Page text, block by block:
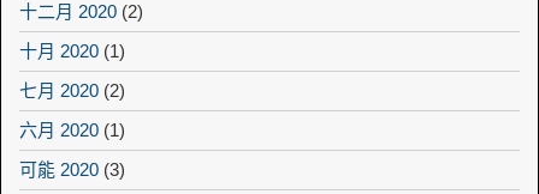
十二月 2020 (2)
十月 2020 (1)
七月 2020 (2)
六月 2020 (1)
可能 2020 (3)